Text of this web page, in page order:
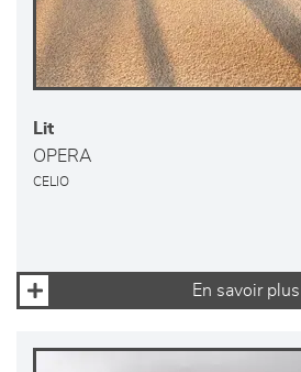
Lit
OPERA
CELIO
En savoir plus